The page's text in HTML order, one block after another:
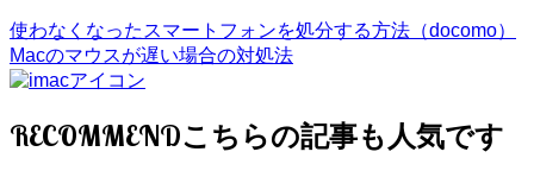
使わなくなったスマートフォンを処分する方法（docomo）
Macのマウスが遅い場合の対処法
RECOMMEND